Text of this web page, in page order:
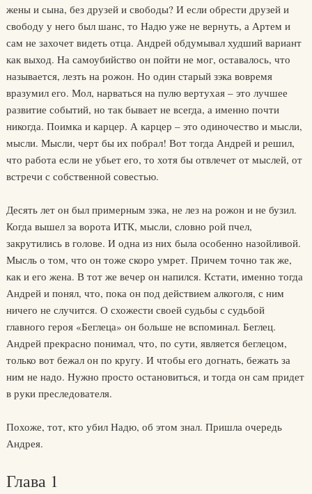
жены и сына, без друзей и свободы? И если обрести друзей и
свободу у него был шанс, то Надю уже не вернуть, а Артем и
сам не захочет видеть отца. Андрей обдумывал худший вариант
как выход. На самоубийство он пойти не мог, оставалось, что
называется, лезть на рожон. Но один старый зэка вовремя
вразумил его. Мол, нарваться на пулю вертухая – это лучшее
развитие событий, но так бывает не всегда, а именно почти
никогда. Поимка и карцер. А карцер – это одиночество и мысли,
мысли. Мысли, черт бы их побрал! Вот тогда Андрей и решил,
что работа если не убьет его, то хотя бы отвлечет от мыслей, от
встречи с собственной совестью.
Десять лет он был примерным зэка, не лез на рожон и не бузил.
Когда вышел за ворота ИТК, мысли, словно рой пчел,
закрутились в голове. И одна из них была особенно назойливой.
Мысль о том, что он тоже скоро умрет. Причем точно так же,
как и его жена. В тот же вечер он напился. Кстати, именно тогда
Андрей и понял, что, пока он под действием алкоголя, с ним
ничего не случится. О схожести своей судьбы с судьбой
главного героя «Беглеца» он больше не вспоминал. Беглец.
Андрей прекрасно понимал, что, по сути, является беглецом,
только вот бежал он по кругу. И чтобы его догнать, бежать за
ним не надо. Нужно просто остановиться, и тогда он сам придет
в руки преследователя.
Похоже, тот, кто убил Надю, об этом знал. Пришла очередь
Андрея.
Глава 1